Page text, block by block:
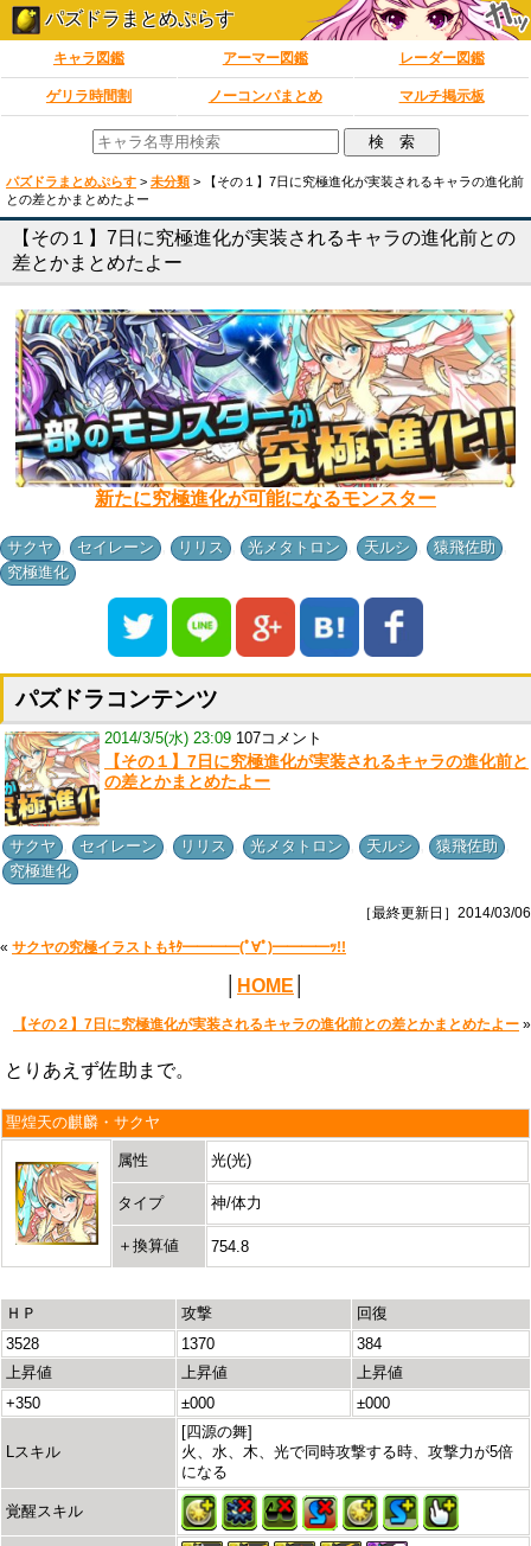
パズドラまとめぷらす
キャラ図鑑 アーマー図鑑 レーダー図鑑
ゲリラ時間割 ノーコンパまとめ マルチ掲示板
パズドラまとめぷらす > 未分類 >
【その１】7日に究極進化が実装されるキャラの進化前
との差とかまとめたよー
【その１】7日に究極進化が実装されるキャラの進化前との
差とかまとめたよー
新たに究極進化が可能になるモンスター
サクヤ セイレーン リリス 光メタトロン 天ルシ 猿飛佐助
究極進化
パズドラコンテンツ
2014/3/5(水) 23:09 107コメント
【その１】7日に究極進化が実装されるキャラの進化前と
の差とかまとめたよー
サクヤ セイレーン リリス 光メタトロン 天ルシ 猿飛佐助
究極進化
［最終更新日］2014/03/06
« サクヤの究極イラストもｷﾀ━━━━(ﾟ∀ﾟ)━━━━ｯ!!
HOME
【その２】7日に究極進化が実装されるキャラの進化前との差とかまとめたよー »
とりあえず佐助まで。
聖煌天の麒麟・サクヤ
属性 光(光)
タイプ 神/体力
＋換算値 754.8
ＨＰ 攻撃
回復
3528
1370
384
上昇値
上昇値
上昇値
+350
±000 ±000
Lスキル
[四源の舞]
火、水、木、光で同時攻撃する時、攻撃力が5倍
になる
覚醒スキル